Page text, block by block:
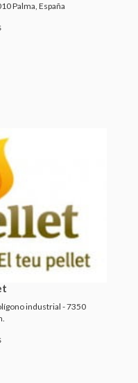
Palma, España
industrial - 7350